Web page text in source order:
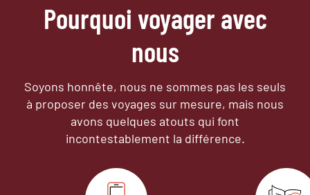
Pourquoi voyager avec
nous
Soyons honnête, nous ne sommes pas les seuls
à proposer des voyages sur mesure, mais nous
avons quelques atouts qui font
incontestablement la différence.